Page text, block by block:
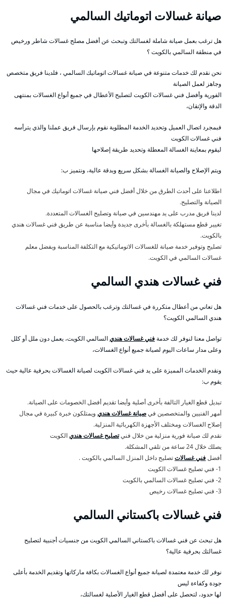
صيانة غسالات اتوماتيك السالمي
هل ترغب بعمل صيانة شاملة لغسالتك وتبحث عن أفضل مصلح غسالات شاطر ورخيص
في منطقة السالمي بالكويت ؟
نحن نقدم لك خدمات متنوعة في صيانة غسالات اتوماتيك السالمي ، فلدينا فريق متخصص
وجاهز لعمل الصيانة
الفورية وأفضل فني غسالات الكويت لتصليح الأعطال في جميع أنواع الغسالات بمنتهى
الدقة والإتقان،
فبمجرد اتصال العميل وتحديد الخدمة المطلوبة نقوم بإرسال فريق عملنا والذي يترأسه
فني غسالات الكويت
ليقوم بمعاينة الغسالة المعطلة وتحديد طريقة إصلاحها
ويتم الإصلاح والصيانة الغسالة بشكل سريع وبدقة عالية، ونتميز ب:
اطلاعنا على أحدث الطرق من خلال أفضل فني صيانة غسالات اتوماتيك في مجال
الصيانة والتصليح.
لدينا فريق مدرب على يد مهندسين في صيانة وتصليح الغسالات المتعددة.
تغيير قطع مستهلكة بالغسالة بأخرى جديدة وأيضا مناسبة عن طريق فني غسالات هندي
بالكويت.
تصليح وتوفير خدمة صيانة للغسالات الاتوماتيكية مع التكلفة المناسبة وبفضل معلم
غسالات السالمي في الكويت.
فني غسالات هندي السالمي
هل تعاني من أعطال متكررة في غسالتك وترغب بالحصول على خدمات فني غسالات
هندي السالمي الكويت؟
تواصل معنا لنوفر لك خدمةفني غسالات هنديالسالمي الكويت، يعمل دون ملل أو كلل
وعلى مدار ساعات اليوم لصيانة جميع أنواع الغسالات،
ونقدم الخدمات المميزة على يد فني غسالات الكويت لصيانة الغسالات بحرفية عالية حيث
يقوم ب:
تبديل قطع الغيار التالفة بأخرى أصلية وأيضا تقديم أفضل الخصومات على الصيانة.
أمهر الفنيين والمتخصصين فيصيانة غسالات هندي ويمتلكون خبرة كبيرة في مجال
إصلاح الغسالات ومختلف الأجهزة الكهربائية المنزلية.
نقدم لك صيانة فورية منزلية من خلال فنيتصليح غسالات هنديالكويت
يصلك خلال 24 ساعة من تلقي المشكلة.
أفضلفني غسالاتتصليح داخل المنزل السالمي بالكويت .
1- فني تصليح غسالات الكويت
2- فني تصليح غسالات السالمي بالكويت
3- فني تصليح غسالات رخيص
فني غسالات باكستاني السالمي
هل تبحث عن فني غسالات باكستاني السالمي الكويت من جنسيات أجنبية لتصليح
غسالتك بحرفية عالية؟
نوفر لك خدمة معتمدة لصيانة جميع أنواع الغسالات بكافة ماركاتها وتقديم الخدمة بأعلى
جودة وكفاءة ليس
لها حدود، لتحصل على أفضل قطع الغيار الأصلية لغسالتك،